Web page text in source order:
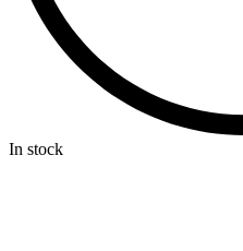
In stock